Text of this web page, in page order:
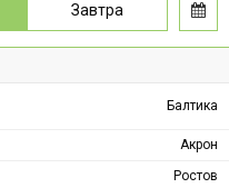
Завтра
Балтика
Акрон
Ростов